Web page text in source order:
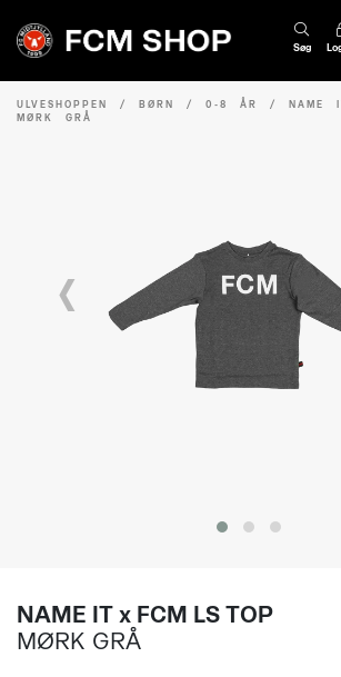
Søg
ULVESHOPPEN / BØRN / 0-8 ÅR / NAME
MØRK GRÅ
‹
NAME IT x FCM LS TOP
MØRK GRÅ